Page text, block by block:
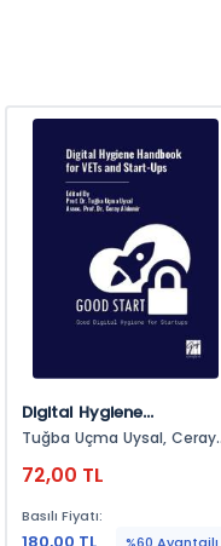
Digital Hygiene
Handbook For Vets And
Tuğba Uçma Uysal, Ceray
72,00 TL
Basılı Fiyatı: